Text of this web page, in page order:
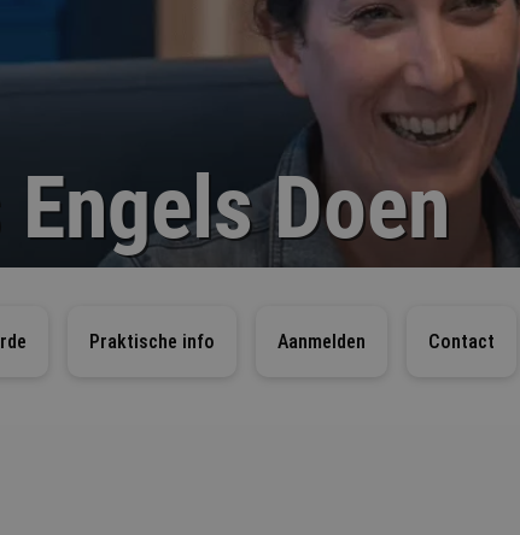
Doen
Praktische info Aanmelden Contact